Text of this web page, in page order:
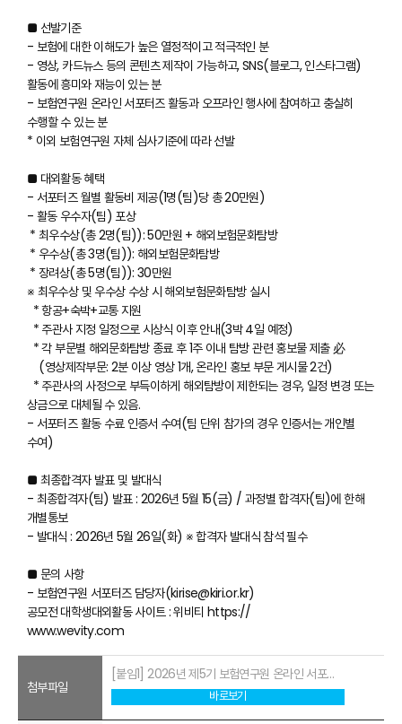
■ 선발기준
- 보험에 대한 이해도가 높은 열정적이고 적극적인 분
- 영상, 카드뉴스 등의 콘텐츠 제작이 가능하고, SNS(블로그, 인스타그램)
활동에 흥미와 재능이 있는 분
- 보험연구원 온라인 서포터즈 활동과 오프라인 행사에 참여하고 충실히
수행할 수 있는 분
* 이외 보험연구원 자체 심사기준에 따라 선발
■ 대외활동 혜택
- 서포터즈 월별 활동비 제공(1명(팀)당 총 20만원)
- 활동 우수자(팀) 포상
* 최우수상(총 2명(팀)): 50만원 + 해외보험문화탐방
* 우수상(총 3명(팀)): 해외보험문화탐방
* 장려상(총 5명(팀)): 30만원
※ 최우수상 및 우수상 수상 시 해외보험문화탐방 실시
* 항공+숙박+교통 지원
* 주관사 지정 일정으로 시상식 이후 안내(3박 4일 예정)
* 각 부문별 해외문화탐방 종료 후 1주 이내 탐방 관련 홍보물 제출 必
(영상제작부문: 2분 이상 영상 1개, 온라인 홍보 부문 게시물 2건)
* 주관사의 사정으로 부득이하게 해외탐방이 제한되는 경우, 일정 변경 또는
상금으로 대체될 수 있음.
- 서포터즈 활동 수료 인증서 수여(팀 단위 참가의 경우 인증서는 개인별
수여)
■ 최종합격자 발표 및 발대식
- 최종합격자(팀) 발표 : 2026년 5월 15(금) / 과정별 합격자(팀)에 한해
개별통보
- 발대식 : 2026년 5월 26일(화) ※ 합격자 발대식 참석 필수
■ 문의 사항
- 보험연구원 서포터즈 담당자(kirise@kiri.or.kr)
공모전 대학생대외활동 사이트 : 위비티 https://
www.wevity.com
첨부파일
[붙임1] 2026년 제5기 보험연구원 온라인 서포터즈 지원서_개인정보 이용 및 수집 동의서.hwp
바로보기